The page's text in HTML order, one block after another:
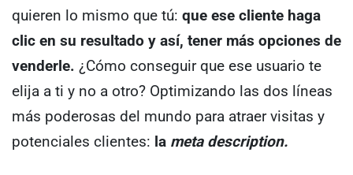
quieren lo mismo que tú: que ese cliente haga
clic en su resultado y así, tener más opciones de
venderle. ¿Cómo conseguir que ese usuario te
elija a ti y no a otro? Optimizando las dos líneas
más poderosas del mundo para atraer visitas y
potenciales clientes: la meta description.